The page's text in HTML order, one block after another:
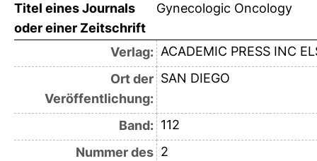
Titel eines Journals
oder einer Zeitschrift
Gynecologic Oncology
Verlag: ACADEMIC PRESS INC
Ort der
Veröffentlichung:
SAN DIEGO
Band: 112
Nummer des 2